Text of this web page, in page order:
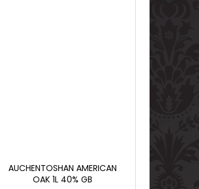
AUCHENTOSHAN AMERICAN
OAK 1L 40% GB